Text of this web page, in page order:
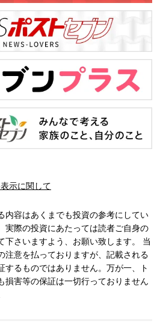
示に関して
内容はあくまでも投資の参考にしてい
実際の投資にあたっては読者ご自身の
下さいますよう、お願い致します。 当
注意を払っておりますが、記載される
するものではありません。万が一、ト
損害等の保証は一切行っておりません